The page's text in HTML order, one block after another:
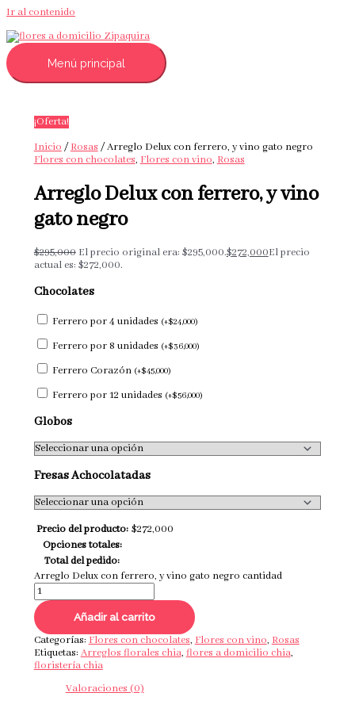
Ir al contenido
Menú principal
¡Oferta!
Inicio/Rosas/ Arreglo Delux con ferrero, y vino gato negro
Flores con chocolates,Flores con vino,Rosas
Arreglo Delux con ferrero, y vino
gato negro
$295,000 El precio original era: $295,000.$272,000El precio
actual es: $272,000.
Chocolates
Ferrero por 4 unidades (+$24,000)
Ferrero por 8 unidades (+$36,000)
Ferrero Corazón (+$45,000)
Ferrero por 12 unidades (+$56,000)
Globos
Fresas Achocolatadas
Precio del producto: $272,000
Opciones totales:
Total del pedido:
Arreglo Delux con ferrero, y vino gato negro cantidad
Añadir al carrito
Categorías: Flores con chocolates, Flores con vino, Rosas
Etiquetas: Arreglos florales chia, flores a domicilio chia,
floristería chia
Valoraciones (0)